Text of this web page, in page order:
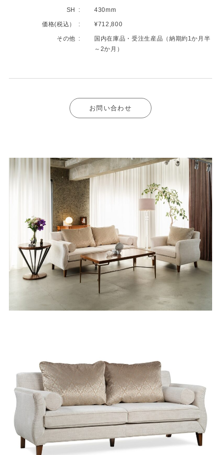
BRANDS
取り扱いブランド
PRODUCTS
REPAIR
修理
CONTACT
お問い合わせ
SH 430mm
価格(税込） ¥712,800
その他
国内在庫品・受注生産品（納期約1か月半
～2か月）
お問い合わせ